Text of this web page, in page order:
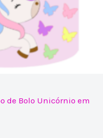
de Bolo Unicórnio em